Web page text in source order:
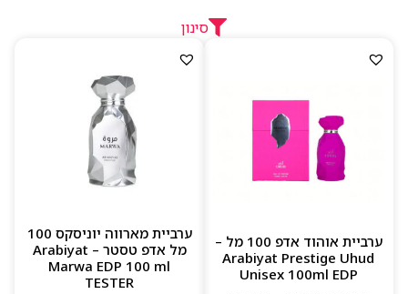
התוצאה היא בשמים בעלי אופי — עוצמתיים אך מאוזנים,
נגישים ליום-יום אבל מספיק מיוחדים לערב, יציאה או אירוע.
ליין הבשמים של Arabiyat כולל קולקציות יוניסקס לצד
ניחוחות ייעודיים לגברים ולנשים. כל בושם מעוצב בבקבוק
ייחודי, צבעוני או מהודר, שמעצים את חוויית המותג ומשקף
את שפתו החושנית והמודרנית.
ניחוחות מזרחיים עשירים, מתוקים ועמידים
ריחות בעלי נוכחות במחיר נגיש
בקבוקים מעוצבים שמוסיפים אופי ושיק
סינון
ערביית אוהוד אדפ 100 מל –
Arabiyat Prestige Uhud
Unisex 100ml EDP
ערביית מארווה יוניסקס 100
מל אדפ טסטר – Arabiyat
Marwa EDP 100 ml
TESTER